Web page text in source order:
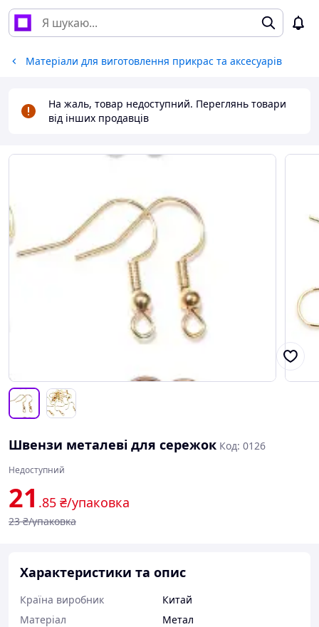
Матеріали для виготовлення прикрас та аксесуарів
На жаль, товар недоступний. Переглянь товари
від інших продавців
Швензи металеві для сережок Код: 0126
Недоступний
21 .85 ₴/упаковка
23 ₴/упаковка
Характеристики та опис
Країна виробник
Китай
Матеріал
Метал